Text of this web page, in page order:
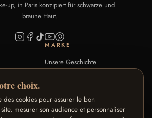
up, in Paris konzipiert für schwarze und
braune Haut.
MARKE
Unsere Geschichte
Kontakt
choix.
des cookies pour assurer le bon
mesurer son audience et personnaliser